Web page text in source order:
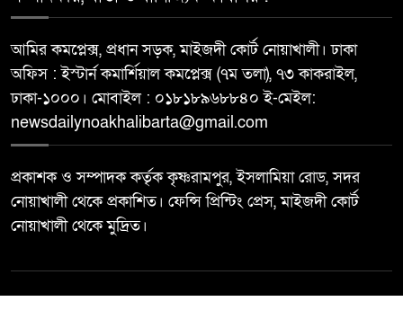
আমির কমপ্লেক্স, প্রধান সড়ক, মাইজদী কোর্ট নোয়াখালী। ঢাকা
অফিস : ইস্টার্ন কমার্শিয়াল কমপ্লেক্স (৭ম তলা), ৭৩ কাকরাইল,
ঢাকা-১০০০। মোবাইল : ০১৮১৮৯৬৮৮৪০ ই-মেইল:
newsdailynoakhalibarta@gmail.com
প্রকাশক ও সম্পাদক কর্তৃক কৃষ্ণরামপুর, ইসলামিয়া রোড, সদর
নোয়াখালী থেকে প্রকাশিত। ফেন্সি প্রিন্টিং প্রেস, মাইজদী কোর্ট
নোয়াখালী থেকে মুদ্রিত।